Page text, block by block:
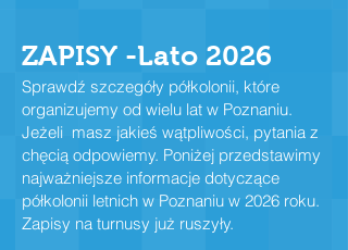
ZAPISY -Lato 2026
Sprawdź szczegóły półkolonii, które
organizujemy od wielu lat w Poznaniu.
Jeżeli masz jakieś wątpliwości, pytania z
chęcią odpowiemy. Poniżej przedstawimy
najważniejsze informacje dotyczące
półkolonii letnich w Poznaniu w 2026 roku.
Zapisy na turnusy już ruszyły.